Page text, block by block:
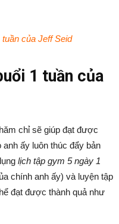
của Jeff Seid
1 tuần của
chỉ sẽ giúp đạt được
ấy luôn thúc đẩy bản
lịch tập gym 5 ngày 1
chính anh ấy) và luyện tập
đạt được thành quả như